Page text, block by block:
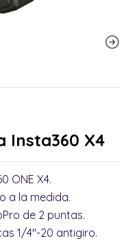
Insta360 X4
ONE X4.
a la medida.
de 2 puntas.
1/4"-20 antigiro.